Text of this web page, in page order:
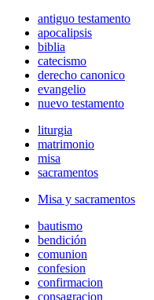
antiguo testamento
apocalipsis
biblia
catecismo
derecho canonico
evangelio
nuevo testamento
liturgia
matrimonio
misa
sacramentos
Misa y sacramentos
bautismo
bendición
comunion
confesion
confirmacion
consagracion